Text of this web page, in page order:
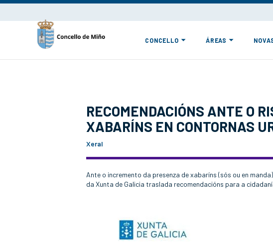
CONCELLO ÁREAS
RECOMENDACIÓNS ANTE O
XABARÍNS EN CONTORNAS
Xeral
Ante o incremento da presenza de xabaríns (sós ou en
da Xunta de Galicia traslada recomendacións para a